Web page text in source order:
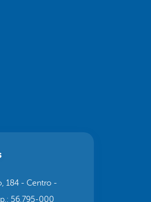
184 - Centro -
56.795-000